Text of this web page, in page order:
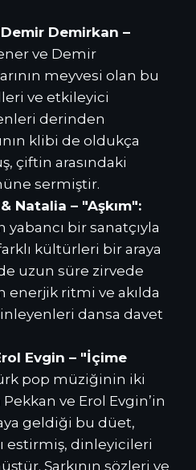
Demirkan –
ve Demir
meyvesi olan bu
ve etkileyici
derinden
klibi de oldukça
çiftin arasındaki
sermiştir.
Natalia – "Aşkım":
yabancı bir sanatçıyla
kültürleri bir araya
uzun süre zirvede
enerjik ritmi ve akılda
dansa davet
Evgin – "İçime
pop müziğinin iki
ve Erol Evgin’in
geldiği bu düet,
estirmiş, dinleyicileri
Şarkının sözleri ve